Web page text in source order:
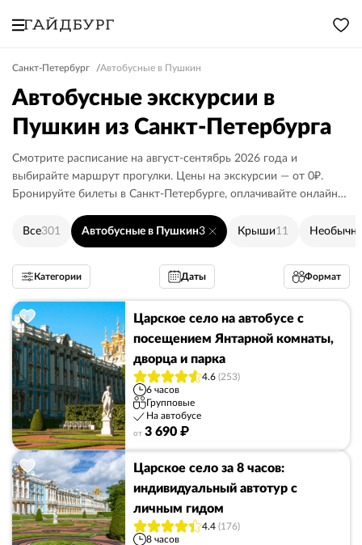
Санкт-Петербург Автобусные в Пушкин
Автобусные экскурсии в
Пушкин из Санкт-Петербурга
Смотрите расписание на август-сентябрь 2026 года и
выбирайте маршрут прогулки. Цены на экскурсии — от 0₽.
Бронируйте билеты в Санкт-Петербурге, оплачивайте онлайн
Все301 Автобусные в Пушкин3 Крыши11
Категории Даты Формат
Царское село на автобусе с
посещением Янтарной комнаты,
дворца и парка
4.6 (253)
6 часов
Групповые
На автобусе
от 3 690 ₽
Царское село за 8 часов:
индивидуальный автотур с
личным гидом
4.4 (176)
8 часов